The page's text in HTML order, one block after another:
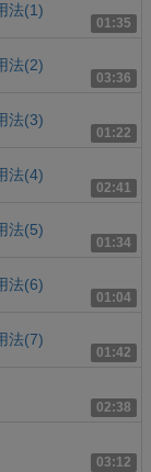
01:35
法(1)
03:36
法(2)
01:22
法(3)
02:41
法(4)
01:34
法(5)
01:04
法(6)
01:42
法(7)
02:38
03:12